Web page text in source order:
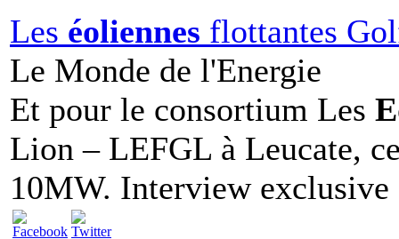
Les éoliennes flottantes
Le Monde de l'Energie
Et pour le consortium Les
Lion – LEFGL à Leucate,
10MW. Interview exclusive